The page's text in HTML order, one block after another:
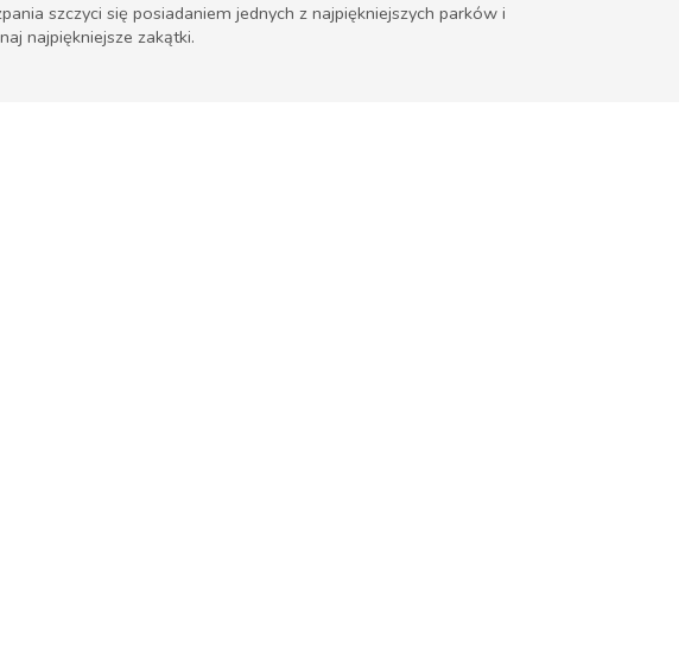
szczyci się posiadaniem jednych z najpiękniejszych parków i
najpiękniejsze zakątki.